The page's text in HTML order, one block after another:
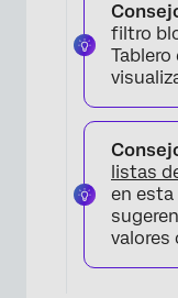
filtro
listas
en
valores